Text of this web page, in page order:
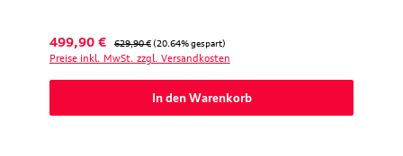
Verkaufspreis:
499,90 € Regulärer Preis:
629,90 € (20.64% gespart)
Preise inkl. MwSt. zzgl. Versandkosten
In den Warenkorb